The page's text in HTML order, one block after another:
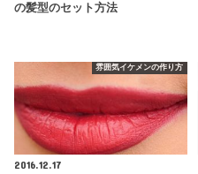
の髪型のセット方法
雰囲気イケメンの作り方
2016.12.17